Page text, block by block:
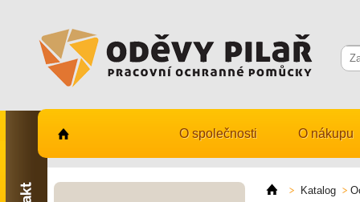
O společnosti O nákupu
Katalog
Kontaktujte nás
731 482 530